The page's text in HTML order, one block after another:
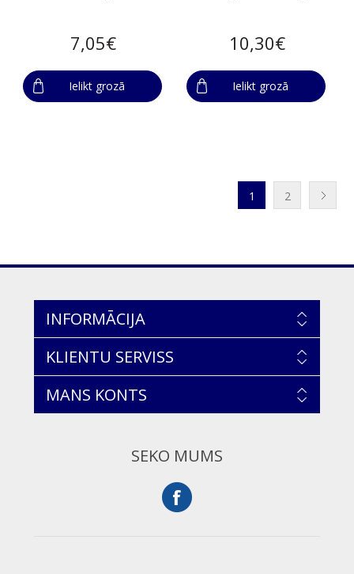
7,05€
Ielikt grozā
10,30€
Ielikt grozā
1 2
INFORMĀCIJA
KLIENTU SERVISS
MANS KONTS
SEKO MUMS